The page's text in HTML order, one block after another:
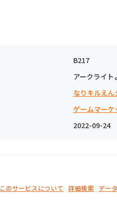
B217
アークライ
なりキルえん
ゲームマー
2022-09-24
このサービスについて 詳細検索 デー